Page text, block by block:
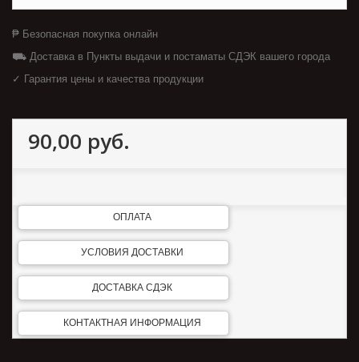
₱ Безопасная покупка онлайн
⛟ Доставка в Пункты выдачи и постаматы СДЭК вашего города
✓ Гарантия цены и качества продукции
90,00 руб.
ОПЛАТА
УСЛОВИЯ ДОСТАВКИ
ДОСТАВКА СДЭК
КОНТАКТНАЯ ИНФОРМАЦИЯ